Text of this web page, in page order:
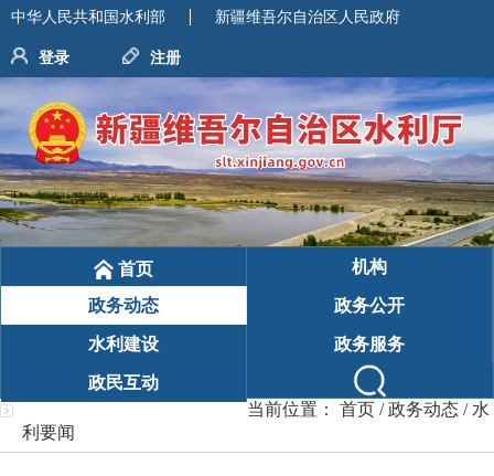
中华人民共和国水利部 新疆维吾尔自治区人民政府
登录 注册
首页 机构
政务动态 政务公开
水利建设 政务服务
政民互动
当前位置： 首页 /政务动态 /水
利要闻